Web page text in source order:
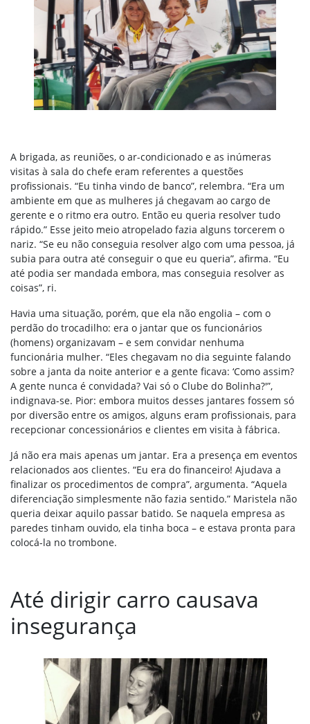
A brigada, as reuniões, o ar-condicionado e as inúmeras
visitas à sala do chefe eram referentes a questões
profissionais. “Eu tinha vindo de banco”, relembra. “Era um
ambiente em que as mulheres já chegavam ao cargo de
gerente e o ritmo era outro. Então eu queria resolver tudo
rápido.” Esse jeito meio atropelado fazia alguns torcerem o
nariz. “Se eu não conseguia resolver algo com uma pessoa, já
subia para outra até conseguir o que eu queria”, afirma. “Eu
até podia ser mandada embora, mas conseguia resolver as
coisas”, ri.
Havia uma situação, porém, que ela não engolia – com o
perdão do trocadilho: era o jantar que os funcionários
(homens) organizavam – e sem convidar nenhuma
funcionária mulher. “Eles chegavam no dia seguinte falando
sobre a janta da noite anterior e a gente ficava: ‘Como assim?
A gente nunca é convidada? Vai só o Clube do Bolinha?'”,
indignava-se. Pior: embora muitos desses jantares fossem só
por diversão entre os amigos, alguns eram profissionais, para
recepcionar concessionários e clientes em visita à fábrica.
Já não era mais apenas um jantar. Era a presença em eventos
relacionados aos clientes. “Eu era do financeiro! Ajudava a
finalizar os procedimentos de compra”, argumenta. “Aquela
diferenciação simplesmente não fazia sentido.” Maristela não
queria deixar aquilo passar batido. Se naquela empresa as
paredes tinham ouvido, ela tinha boca – e estava pronta para
colocá-la no trombone.
Até dirigir carro causava
insegurança